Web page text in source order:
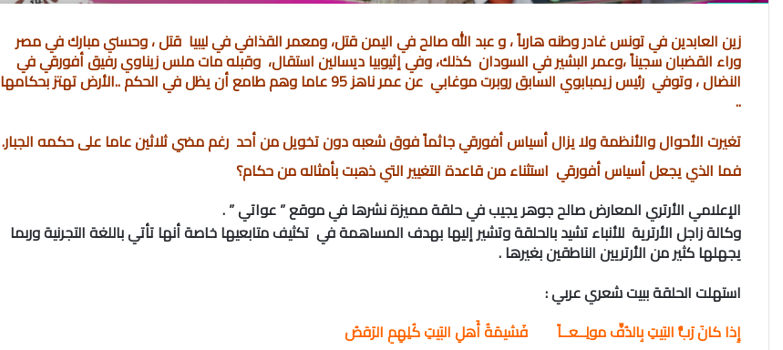
زين العابدين في تونس غادر وطنه هارباً ، و عبد الله صالح في اليمن قتل، ومعمر القذافي في ليبيا قتل ، وحسني مبارك في مصر
وراء القضبان سجيناً ،وعمر البشير في السودان كذلك، وفي إثيوبيا ديسالين استقال، وقبله مات ملس زيناوي رفيق أفورقي في
النضال ، وتوفي رئيس زيمبابوي السابق روبرت موغابي عن عمر ناهز 95 عاما وهم طامع أن يظل في الحكم ..الأرض تهتز بحكامها
..
تغيرت الأحوال والأنظمة ولا يزال أسياس أفورقي جاثماً فوق شعبه دون تخويل من أحد رغم مضي ثلاثين عاما على حكمه الجبار.
فما الذي يجعل أسياس أفورقي استثناء من قاعدة التغيير التي ذهبت بأمثاله من حكام؟
الإعلامي الأرتري المعارض صالح جوهر يجيب في حلقة مميزة نشرها في موقع ” عواتي ” .
وكالة زاجل الأرترية للأنباء تشيد بالحلقة وتشير إليها بهدف المساهمة في تكثيف متابعيها خاصة أنها تأتي باللغة التجرنية وربما
يجهلها كثير من الأرتريين الناطقين بغيرها .
استهلت الحلقة ببيت شعري عربي :
إِذا كانَ رَبُّ البَيتِ بِالدُفِّ مولِــعــاً فَشيمَةُ أَهلِ البَيتِ كُلِهِمِ الرَقصُ